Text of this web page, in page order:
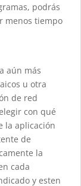
podrás
menos tiempo
aún más
u otra
de red
con qué
la aplicación
de
la
cada
y esten